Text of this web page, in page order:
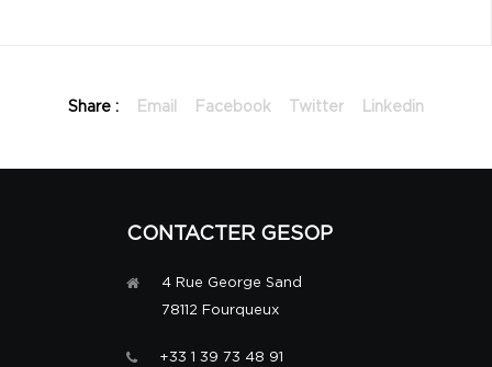
Share : Email Facebook Twitter Linkedin
CONTACTER GESOP
4 Rue George Sand
78112 Fourqueux
+33 1 39 73 48 91